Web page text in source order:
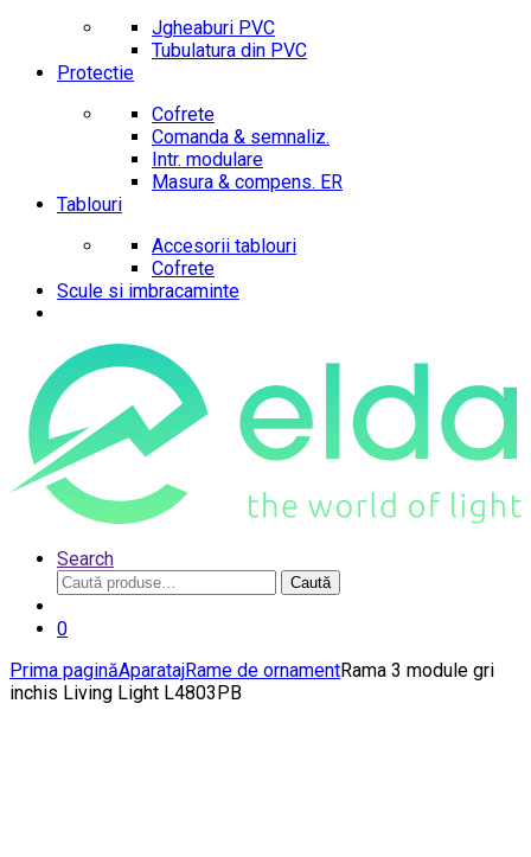
Jgheaburi PVC
Tubulatura din PVC
Protectie
Cofrete
Comanda & semnaliz.
Intr. modulare
Masura & compens. ER
Tablouri
Accesorii tablouri
Cofrete
Scule si imbracaminte
Search
Caută
după:
Caută
0
Prima paginăAparatajRame de ornamentRama 3 module gri
inchis Living Light L4803PB